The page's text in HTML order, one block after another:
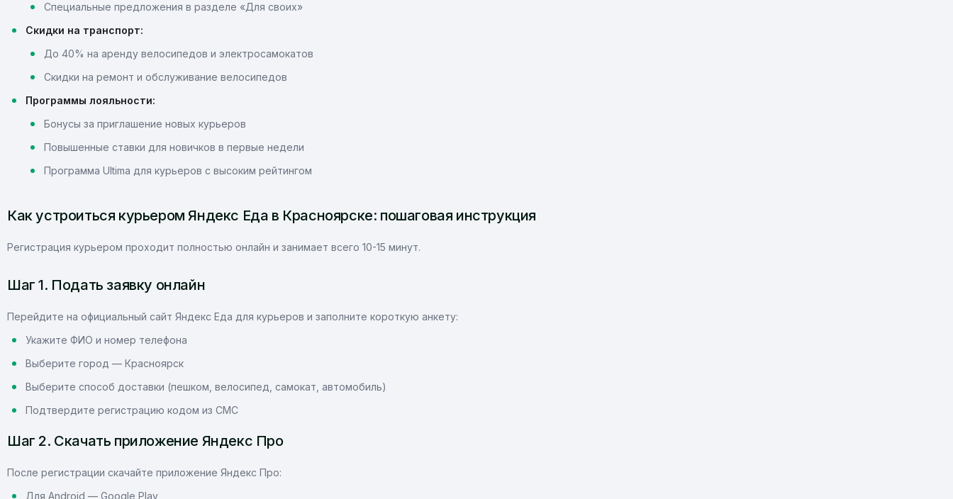
Специальные предложения в разделе «Для своих»
Скидки на транспорт:
До 40% на аренду велосипедов и электросамокатов
Скидки на ремонт и обслуживание велосипедов
Программы лояльности:
Бонусы за приглашение новых курьеров
Повышенные ставки для новичков в первые недели
Программа Ultima для курьеров с высоким рейтингом
Как устроиться курьером Яндекс Еда в Красноярске: пошаговая инструкция
Регистрация курьером проходит полностью онлайн и занимает всего 10-15 минут.
Шаг 1. Подать заявку онлайн
Перейдите на официальный сайт Яндекс Еда для курьеров и заполните короткую анкету:
Укажите ФИО и номер телефона
Выберите город — Красноярск
Выберите способ доставки (пешком, велосипед, самокат, автомобиль)
Подтвердите регистрацию кодом из СМС
Шаг 2. Скачать приложение Яндекс Про
После регистрации скачайте приложение Яндекс Про:
Для Android — Google Play